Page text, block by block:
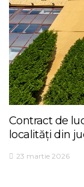
Contract de
localități din
23 martie 2026